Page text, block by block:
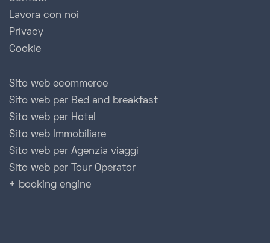
Lavora con noi
Privacy
Cookie
Sito web ecommerce
Sito web per Bed and breakfast
Sito web per Hotel
Sito web Immobiliare
Sito web per Agenzia viaggi
Sito web per Tour Operator
+ booking engine